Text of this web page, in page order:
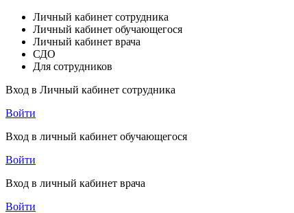
Личный кабинет сотрудника
Личный кабинет обучающегося
Личный кабинет врача
СДО
Для сотрудников
Вход в Личный кабинет сотрудника
Войти
Вход в личный кабинет обучающегося
Войти
Вход в личный кабинет врача
Войти